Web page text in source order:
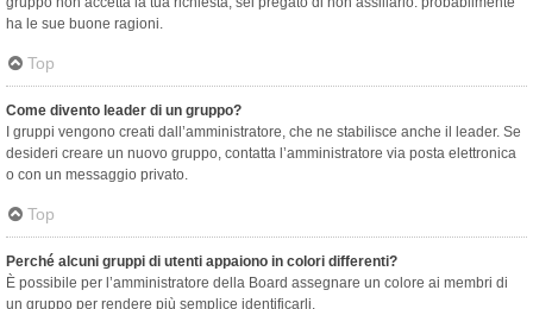
ha le sue buone ragioni.
Top
Come divento leader di un gruppo?
I gruppi vengono creati dall’amministratore, che ne stabilisce anche il leader. Se
desideri creare un nuovo gruppo, contatta l’amministratore via posta elettronica
o con un messaggio privato.
Top
Perché alcuni gruppi di utenti appaiono in colori differenti?
È possibile per l’amministratore della Board assegnare un colore ai membri di
un gruppo per rendere più semplice identificarli.